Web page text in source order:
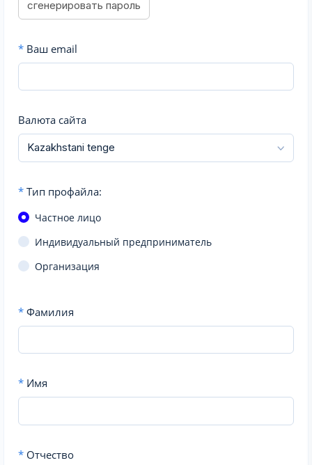
сгенерировать пароль
* Ваш email
Валюта сайта
* Тип профайла:
Частное лицо
Индивидуальный предприниматель
Организация
* Фамилия
* Имя
* Отчество